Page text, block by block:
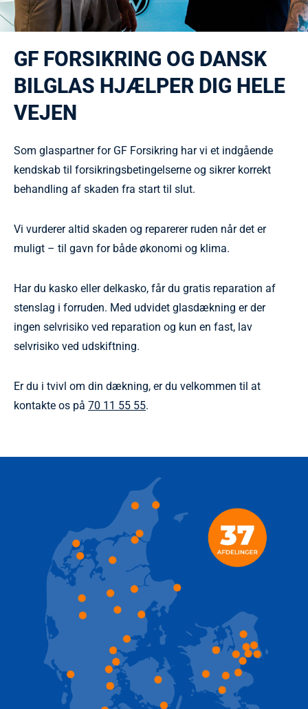
GF FORSIKRING OG DANSK
BILGLAS HJÆLPER DIG HELE
VEJEN
Som glaspartner for GF Forsikring har vi et indgående
kendskab til forsikringsbetingelserne og sikrer korrekt
behandling af skaden fra start til slut.
Vi vurderer altid skaden og reparerer ruden når det er
muligt – til gavn for både økonomi og klima.
Har du kasko eller delkasko, får du gratis reparation af
stenslag i forruden. Med udvidet glasdækning er der
ingen selvrisiko ved reparation og kun en fast, lav
selvrisiko ved udskiftning.
Er du i tvivl om din dækning, er du velkommen til at
kontakte os på 70 11 55 55.